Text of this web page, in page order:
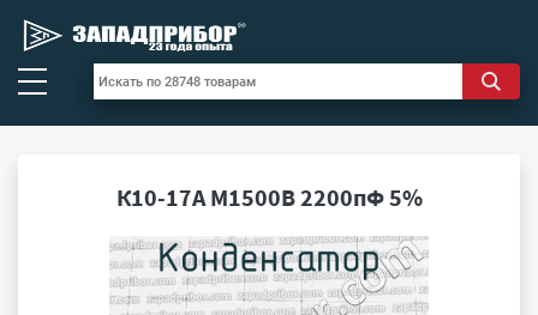
К10-17А М1500В 2200пФ 5%